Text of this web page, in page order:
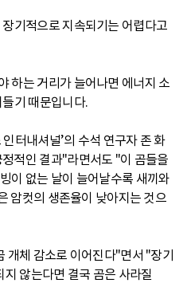
기적으로 지속되기는 어렵다고
하는 거리가 늘어나면 에너지 소
기 때문입니다.
터내셔널’의 수석 연구자 존 화
적인 결과"라면서도 "이 곰들을
이 없는 날이 늘어날수록 새끼와
암컷의 생존율이 낮아지는 것으
개체 감소로 이어진다"면서 "장기
않는다면 결국 곰은 사라질